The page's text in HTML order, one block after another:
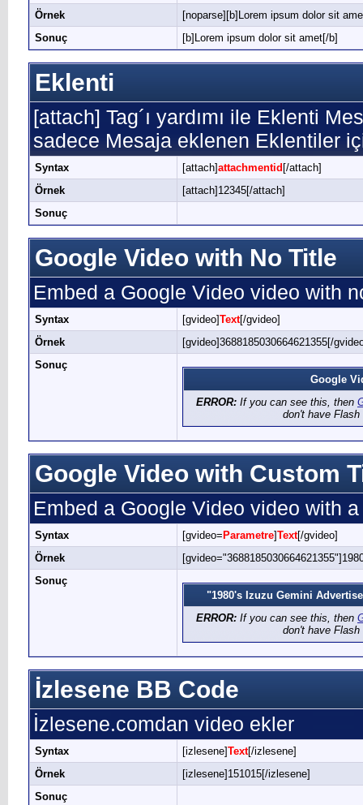
Örnek
[noparse][b]Lorem ipsum dolor sit
Sonuç
[b]Lorem ipsum dolor sit amet[/b]
Eklenti
[attach] Tag´ı yardımı ile Eklenti
sadece Mesaja eklenen Eklentiler
Syntax [attach]attachmentid [/attach]
Örnek
[attach]12345[/attach]
Sonuç
Google Video with No Title
Embed a Google Video video with
Syntax [gvideo]Text[/gvideo]
Örnek
[gvideo]3688185030664621355[/
Sonuç
Google
ERROR: If you can see this, then
don't have
Google Video with Custom
Embed a Google Video video with
Syntax [gvideo= Parametre]Text[/gvideo]
Örnek
Sonuç
"1980's Izuzu Gemini
ERROR: If you can see this, then
don't have
İzlesene BB Code
İzlesene.comdan video ekler
Syntax [izlesene]Text[/izlesene]
Örnek
[izlesene]151015[/izlesene]
Sonuç